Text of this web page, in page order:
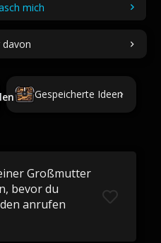
mich
davon
Gespeicherte Ideen
Großmutter
bevor du
anrufen